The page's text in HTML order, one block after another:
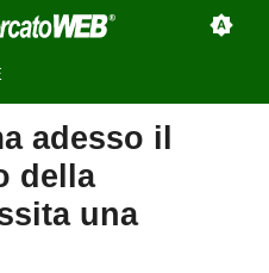
adesso il
della
una